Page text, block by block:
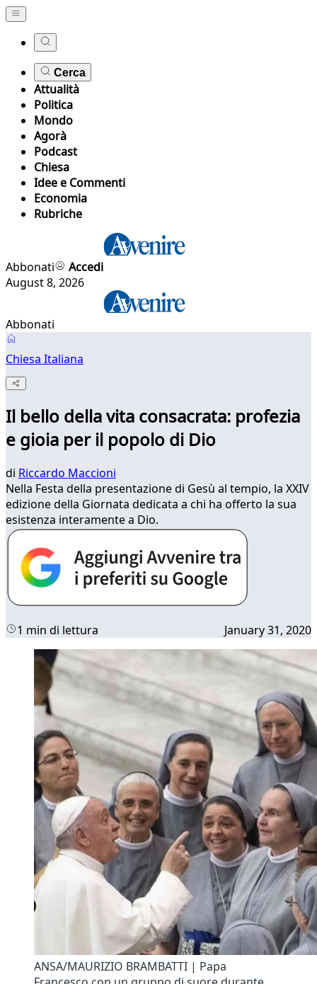
Cerca
Attualità
Politica
Mondo
Agorà
Podcast
Chiesa
Idee e Commenti
Economia
Rubriche
Abbonati
Accedi
August 8, 2026
Abbonati
Chiesa Italiana
Il bello della vita consacrata: profezia
e gioia per il popolo di Dio
di Riccardo Maccioni
Nella Festa della presentazione di Gesù al tempio, la XXIV
edizione della Giornata dedicata a chi ha offerto la sua
esistenza interamente a Dio.
1 min di lettura January 31, 2020
ANSA/MAURIZIO BRAMBATTI | Papa